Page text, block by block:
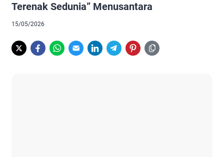
Terenak Sedunia” Menusantara
15/05/2026